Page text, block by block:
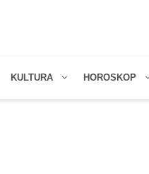
KULTURA HOROSKOP